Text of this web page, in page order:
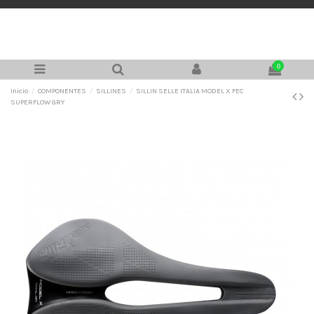
0
Inicio COMPONENTES SILLINES
SILLIN SELLE ITALIA MODEL X FEC
SUPERFLOW GRY